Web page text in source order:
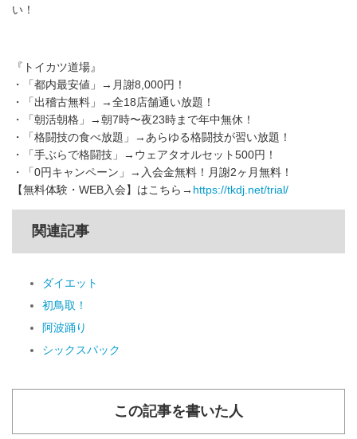
い！
『トイカツ道場』
・「都内最安値」→月謝8,000円！
・「出稽古無料」→全18店舗通い放題！
・「朝活朝格」→朝7時〜夜23時まで年中無休！
・「格闘技の食べ放題」→あらゆる格闘技が習い放題！
・「手ぶらで格闘技」→ウェアタオルセット500円！
・「0円キャンペーン」→入会金無料！月謝2ヶ月無料！
【無料体験・WEB入会】はこちら→ https://tkdj.net/trial/
関連記事
ダイエット
初鳥取！
阿波踊り
シックスパック
この記事を書いた人